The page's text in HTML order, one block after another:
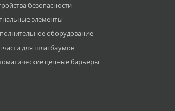
безопасности
элементы
оборудование
для шлагбаумов
цепные барьеры